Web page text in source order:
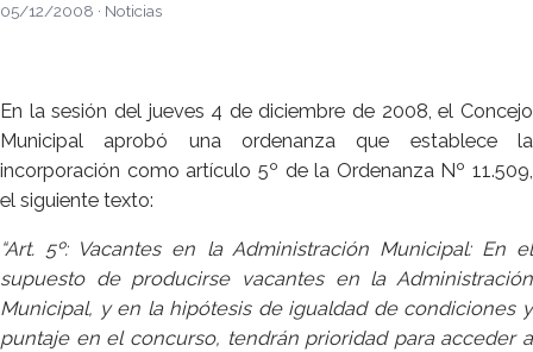
05/12/2008 · Noticias
En la sesión del jueves 4 de diciembre de 2008, el Concejo
Municipal aprobó una ordenanza que establece la
incorporación como artículo 5º de la Ordenanza Nº 11.509,
el siguiente texto:
“Art. 5º: Vacantes en la Administración Municipal: En el
supuesto de producirse vacantes en la Administración
Municipal, y en la hipótesis de igualdad de condiciones y
puntaje en el concurso, tendrán prioridad para acceder a